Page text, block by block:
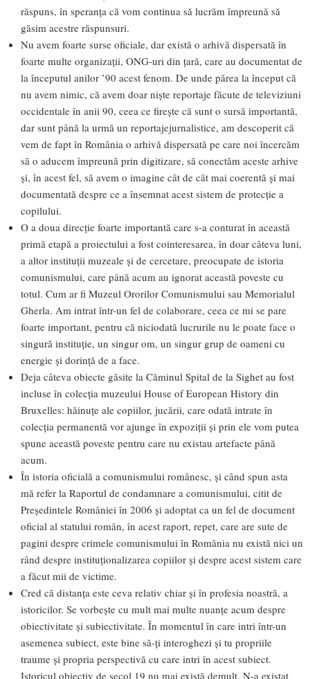
răspuns, în speranța că vom continua să lucrăm împreună să
găsim acestre răspunsuri.
Nu avem foarte surse oficiale, dar există o arhivă dispersată în
foarte multe organizații, ONG-uri din țară, care au documentat de
la începutul anilor ’90 acest fenom. De unde părea la început că
nu avem nimic, că avem doar niște reportaje făcute de televiziuni
occidentale în anii 90, ceea ce firește că sunt o sursă importantă,
dar sunt până la urmă un reportajejurnalistice, am descoperit că
vem de fapt în România o arhivă dispersată pe care noi încercăm
să o aducem împreună prin digitizare, să conectăm aceste arhive
și, în acest fel, să avem o imagine cât de cât mai coerentă și mai
documentată despre ce a însemnat acest sistem de protecție a
copilului.
O a doua direcție foarte importantă care s-a conturat în această
primă etapă a proiectului a fost cointeresarea, în doar câteva luni,
a altor instituții muzeale și de cercetare, preocupate de istoria
comunismului, care până acum au ignorat această poveste cu
totul. Cum ar fi Muzeul Ororilor Comunismului sau Memorialul
Gherla. Am intrat într-un fel de colaborare, ceea ce mi se pare
foarte important, pentru că niciodată lucrurile nu le poate face o
singură instituție, un singur om, un singur grup de oameni cu
energie și dorință de a face.
Deja câteva obiecte găsite la Căminul Spital de la Sighet au fost
incluse în colecția muzeului House of European History din
Bruxelles: hăinuțe ale copiilor, jucării, care odată intrate în
colecția permanentă vor ajunge în expoziții și prin ele vom putea
spune această poveste pentru care nu existau artefacte până
acum.
În istoria oficială a comunismului românesc, și când spun asta
mă refer la Raportul de condamnare a comunismului, citit de
Președintele României în 2006 și adoptat ca un fel de document
oficial al statului român, în acest raport, repet, care are sute de
pagini despre crimele comunismului în România nu există nici un
rând despre instituționalizarea copiilor și despre acest sistem care
a făcut mii de victime.
Cred că distanța este ceva relativ chiar și în profesia noastră, a
istoricilor. Se vorbește cu mult mai multe nuanțe acum despre
obiectivitate și subiectivitate. În momentul în care intri într-un
asemenea subiect, este bine să-ți interoghezi și tu propriile
traume și propria perspectivă cu care intri în acest subiect.
Istoricul obiectiv de secol 19 nu mai există demult. N-a existat